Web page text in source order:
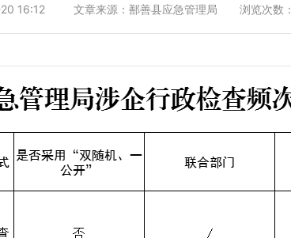
16:12 文章来源：鄯善县应急管理局 浏览次数：